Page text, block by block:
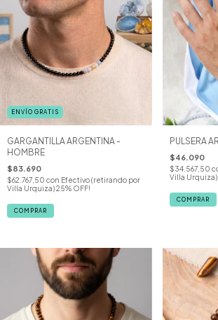
ENVÍO GRATIS
GARGANTILLA ARGENTINA -
HOMBRE
$83.690
$62.767,50 con Efectivo (retirando por
Villa Urquiza) 25% OFF!
PULSERA
$46.090
$34.567,50
Villa Urquiza)
COMPRAR